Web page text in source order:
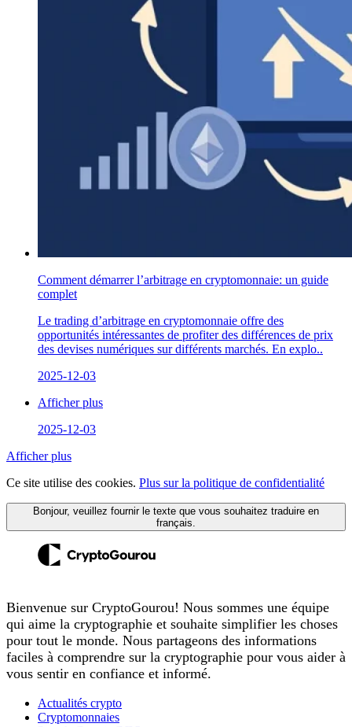
Comment démarrer l’arbitrage en cryptomonnaie: un guide
complet
Le trading d’arbitrage en cryptomonnaie offre des
opportunités intéressantes de profiter des différences de prix
des devises numériques sur différents marchés. En explo..
2025-12-03
Afficher plus
2025-12-03
Afficher plus
Ce site utilise des cookies. Plus sur la politique de confidentialité
Bonjour, veuillez fournir le texte que vous souhaitez traduire en
français.
Bienvenue sur CryptoGourou! Nous sommes une équipe
qui aime la cryptographie et souhaite simplifier les choses
pour tout le monde. Nous partageons des informations
faciles à comprendre sur la cryptographie pour vous aider à
vous sentir en confiance et informé.
Actualités crypto
Cryptomonnaies